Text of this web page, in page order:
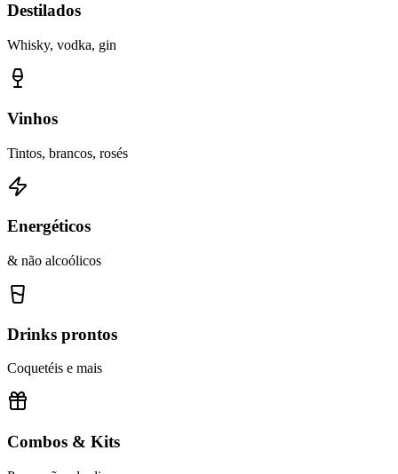
Destilados
Whisky, vodka, gin
Vinhos
Tintos, brancos, rosés
Energéticos
& não alcoólicos
Drinks prontos
Coquetéis e mais
Combos & Kits